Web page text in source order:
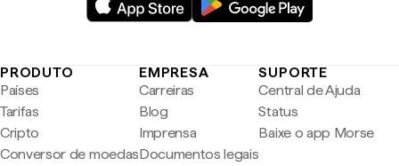
PRODUTO
Países
Tarifas
Cripto
Conversor de moedas
EMPRESA
Carreiras
Blog
Imprensa
Documentos legais
SUPORTE
Central de Ajuda
Status
Baixe o app Morse